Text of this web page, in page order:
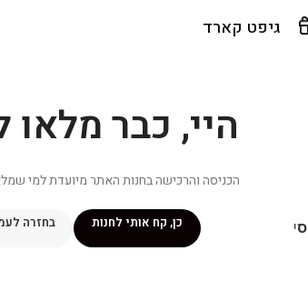
היי, כבר מלאו לך
הכניסה והרכישה בחנות האתר מיועדת למי שמלאו לו 18
כן, קח אותי לחנות בחזרה
גיפט קארד
שלי מתכוניםמנוי ״אליטה פלוס״חנות